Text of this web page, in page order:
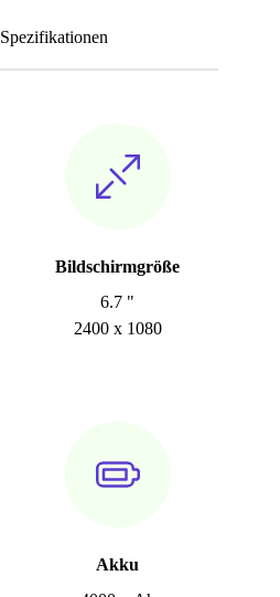
Spezifikationen
Bildschirmgröße
6.7 "
2400 x 1080
Akku